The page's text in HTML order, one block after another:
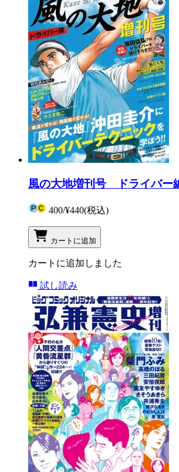
風の大地増刊号 ドライバー
400/¥440(税込)
カートに追加
カートに追加しました
試し読み